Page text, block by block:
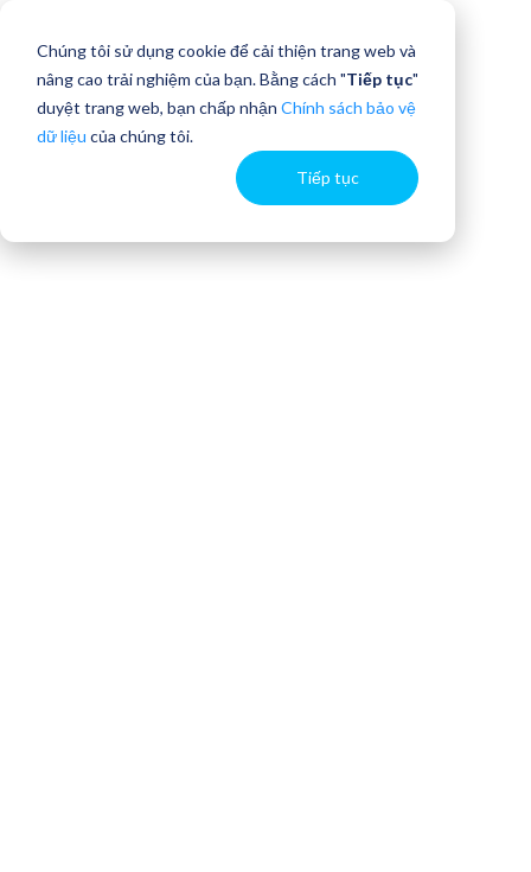
Chúng tôi sử dụng cookie để cải thiện trang web và
nâng cao trải nghiệm của bạn. Bằng cách "Tiếp tục"
duyệt trang web, bạn chấp nhận Chính sách bảo vệ
dữ liệu của chúng tôi.
Tiếp tục